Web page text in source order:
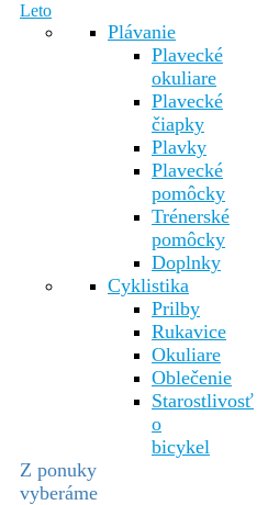
Leto
Plávanie
Plavecké
okuliare
Plavecké
čiapky
Plavky
Plavecké
pomôcky
Trénerské
pomôcky
Doplnky
Cyklistika
Prilby
Rukavice
Okuliare
Oblečenie
Starostlivosť
o
bicykel
Z ponuky
vyberáme